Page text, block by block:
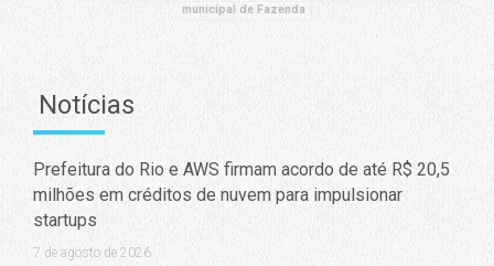
municipal de Fazenda
Notícias
Prefeitura do Rio e AWS firmam acordo de até R$ 20,5
milhões em créditos de nuvem para impulsionar
startups
7 de agosto de 2026